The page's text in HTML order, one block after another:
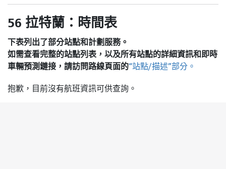
56 拉特蘭：時間表
下表列出了部分站點和計劃服務。
如需查看完整的站點列表，以及所有站點的詳細資訊和即時
車輛預測鏈接，請訪問路線頁面的“站點/描述”部分。
抱歉，目前沒有航班資訊可供查詢。